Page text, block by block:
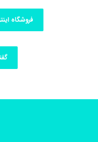
فروشگاه